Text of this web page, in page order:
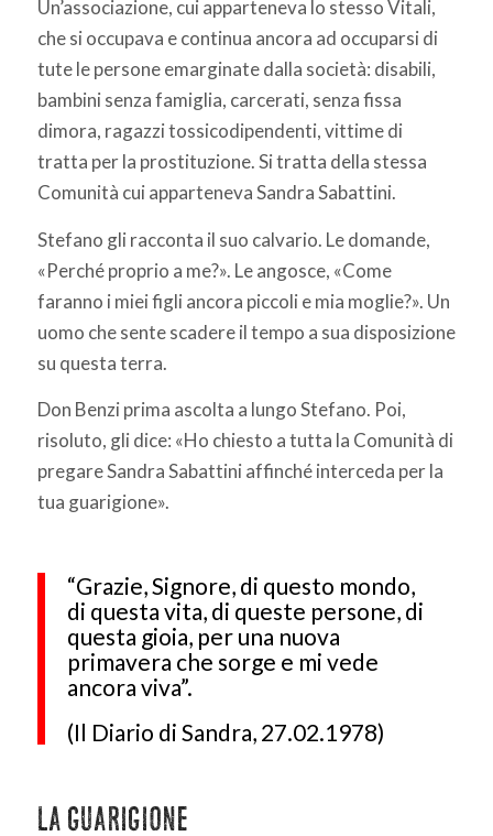
Un’associazione, cui apparteneva lo stesso Vitali,
che si occupava e continua ancora ad occuparsi di
tute le persone emarginate dalla società: disabili,
bambini senza famiglia, carcerati, senza fissa
dimora, ragazzi tossicodipendenti, vittime di
tratta per la prostituzione. Si tratta della stessa
Comunità cui apparteneva Sandra Sabattini.
Stefano gli racconta il suo calvario. Le domande,
«Perché proprio a me?». Le angosce, «Come
faranno i miei figli ancora piccoli e mia moglie?». Un
uomo che sente scadere il tempo a sua disposizione
su questa terra.
Don Benzi prima ascolta a lungo Stefano. Poi,
risoluto, gli dice: «Ho chiesto a tutta la Comunità di
pregare Sandra Sabattini affinché interceda per la
tua guarigione».
“Grazie, Signore, di questo mondo,
di questa vita, di queste persone, di
questa gioia, per una nuova
primavera che sorge e mi vede
ancora viva”.
(Il Diario di Sandra, 27.02.1978)
La guarigione